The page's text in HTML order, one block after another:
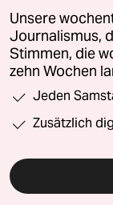
Unsere
Journalismus,
Stimmen, die
zehn Wochen
Jeden
Zusätzlich